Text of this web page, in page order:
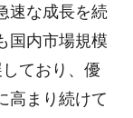
速な成長を続
国内市場規模
ており、優
高まり続けて